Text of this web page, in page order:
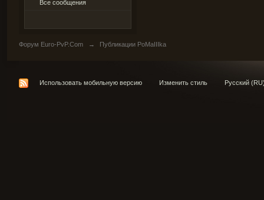
Все сообщения
Форум Euro-PvP.Com → Публикации PoMaIIIka
Использовать мобильную версию Изменить стиль Русский